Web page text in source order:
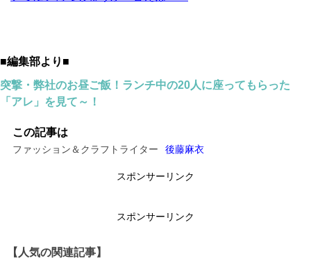
■編集部より■
突撃・弊社のお昼ご飯！ランチ中の20人に座ってもらった
「アレ」を見て～！
この記事は
ファッション＆クラフトライター 後藤麻衣
スポンサーリンク
スポンサーリンク
【人気の関連記事】